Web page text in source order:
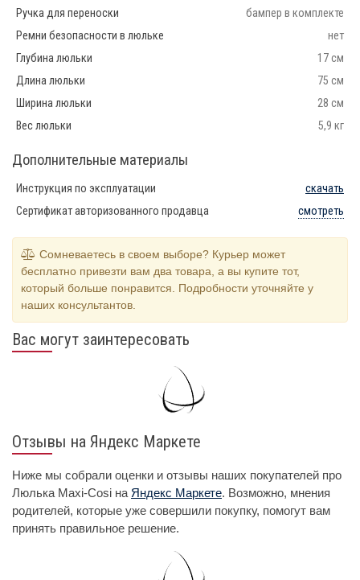
Ручка для переноски
бампер в комплекте
Ремни безопасности в люльке
нет
Глубина люльки
17 см
Длина люльки
75 см
Ширина люльки
28 см
Вес люльки
5,9 кг
Дополнительные материалы
Инструкция по эксплуатации
скачать
Сертификат авторизованного продавца
смотреть
Сомневаетесь в своем выборе? Курьер может
бесплатно привезти вам два товара, а вы купите тот,
который больше понравится. Подробности уточняйте у
наших консультантов.
Вас могут заинтересовать
Отзывы на Яндекс Маркете
Ниже мы собрали оценки и отзывы наших покупателей про
Люлька Maxi-Cosi на Яндекс Маркете. Возможно, мнения
родителей, которые уже совершили покупку, помогут вам
принять правильное решение.